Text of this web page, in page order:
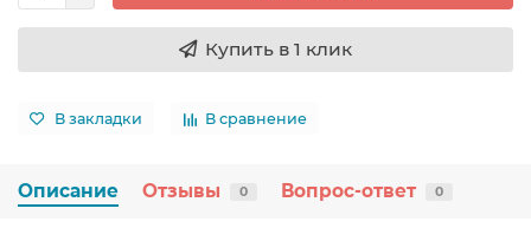
Купить в 1 клик
В закладки В сравнение
Описание Отзывы 0 Вопрос-ответ 0